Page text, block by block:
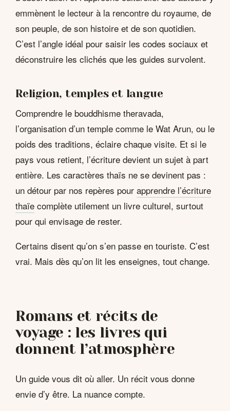
emmènent le lecteur à la rencontre du royaume, de
son peuple, de son histoire et de son quotidien.
C’est l’angle idéal pour saisir les codes sociaux et
déconstruire les clichés que les guides survolent.
Religion, temples et langue
Comprendre le bouddhisme theravada,
l’organisation d’un temple comme le Wat Arun, ou le
poids des traditions, éclaire chaque visite. Et si le
pays vous retient, l’écriture devient un sujet à part
entière. Les caractères thaïs ne se devinent pas :
un détour par nos repères pour apprendre l’écriture
thaïe complète utilement un livre culturel, surtout
pour qui envisage de rester.
Certains disent qu’on s’en passe en touriste. C’est
vrai. Mais dès qu’on lit les enseignes, tout change.
Romans et récits de
voyage : les livres qui
donnent l’atmosphère
Un guide vous dit où aller. Un récit vous donne
envie d’y être. La nuance compte.